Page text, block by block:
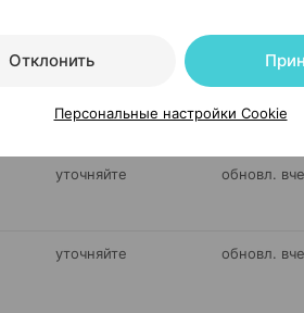
уточняйте обновл.
уточняйте обновл.
Отклонить
Персональные настройки Cookie